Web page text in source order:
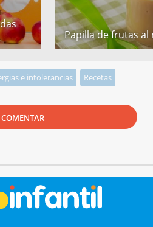
Papilla de frutas al
e intolerancias Recetas
COMENTAR